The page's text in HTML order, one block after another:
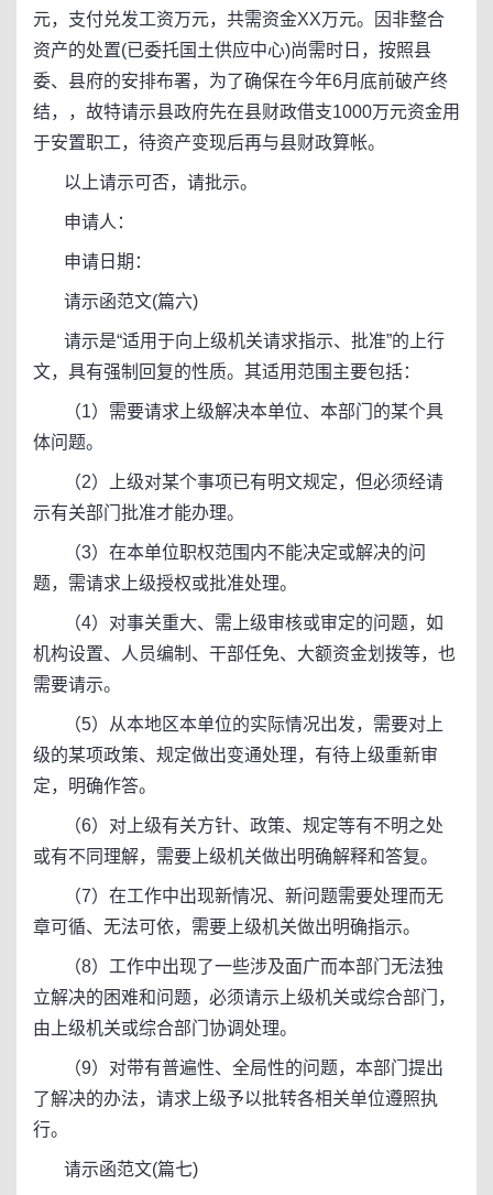
元，支付兑发工资万元，共需资金XX万元。因非整合
资产的处置(已委托国土供应中心)尚需时日，按照县
委、县府的安排布署，为了确保在今年6月底前破产终
结，，故特请示县政府先在县财政借支1000万元资金用
于安置职工，待资产变现后再与县财政算帐。
以上请示可否，请批示。
申请人：
申请日期：
请示函范文(篇六)
请示是“适用于向上级机关请求指示、批准”的上行
文，具有强制回复的性质。其适用范围主要包括：
（1）需要请求上级解决本单位、本部门的某个具
体问题。
（2）上级对某个事项已有明文规定，但必须经请
示有关部门批准才能办理。
（3）在本单位职权范围内不能决定或解决的问
题，需请求上级授权或批准处理。
（4）对事关重大、需上级审核或审定的问题，如
机构设置、人员编制、干部任免、大额资金划拨等，也
需要请示。
（5）从本地区本单位的实际情况出发，需要对上
级的某项政策、规定做出变通处理，有待上级重新审
定，明确作答。
（6）对上级有关方针、政策、规定等有不明之处
或有不同理解，需要上级机关做出明确解释和答复。
（7）在工作中出现新情况、新问题需要处理而无
章可循、无法可依，需要上级机关做出明确指示。
（8）工作中出现了一些涉及面广而本部门无法独
立解决的困难和问题，必须请示上级机关或综合部门，
由上级机关或综合部门协调处理。
（9）对带有普遍性、全局性的问题，本部门提出
了解决的办法，请求上级予以批转各相关单位遵照执
行。
请示函范文(篇七)